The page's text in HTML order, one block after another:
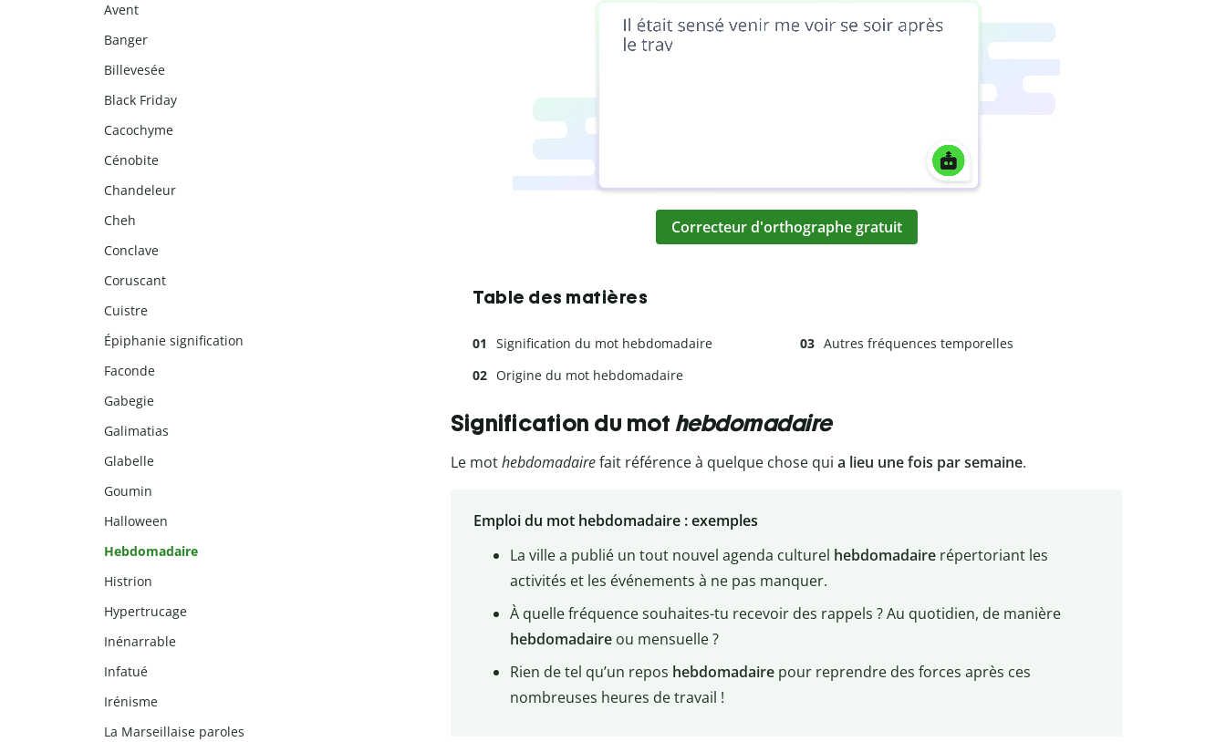
Correcteur d'orthographe gratuit
Table des matières
Signification du mot hebdomadaire
Origine du mot hebdomadaire
Autres fréquences temporelles
Signification du mot hebdomadaire
Le mothebdomadairefait référence à quelque chose qui a lieu une fois par semaine.
Emploi du mot hebdomadaire : exemples
La ville a publié un tout nouvel agenda culturel hebdomadairerépertoriant les
activités et les événements à ne pas manquer.
À quelle fréquence souhaites-tu recevoir des rappels ? Au quotidien, de manière
hebdomadaireou mensuelle ?
Rien de tel qu’un repos hebdomadairepour reprendre des forces après ces
nombreuses heures de travail !
Avent
Banger
Billevesée
Black Friday
Cacochyme
Cénobite
Chandeleur
Cheh
Conclave
Coruscant
Cuistre
Épiphanie signification
Faconde
Gabegie
Galimatias
Glabelle
Goumin
Halloween
Hebdomadaire
Histrion
Hypertrucage
Inénarrable
Infatué
Irénisme
La Marseillaise paroles